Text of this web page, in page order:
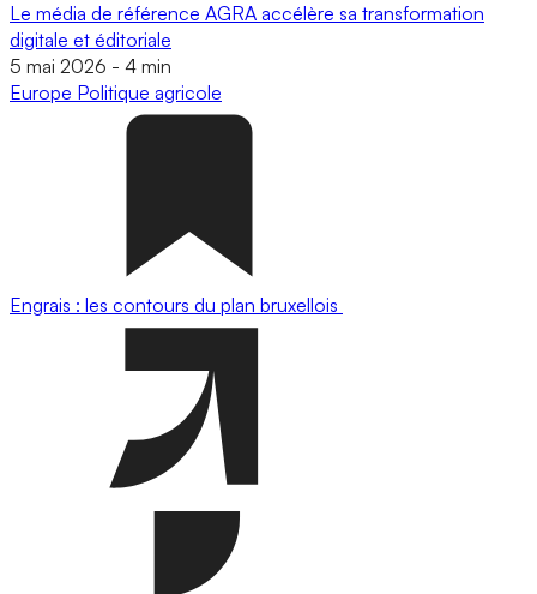
Le média de référence AGRA accélère sa transformation
digitale et éditoriale
5 mai 2026 - 4 min
Europe Politique agricole
Engrais : les contours du plan bruxellois